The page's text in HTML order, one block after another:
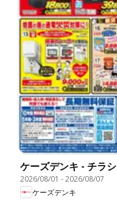
ケーズデンキ - チラシ
2026/08/01 -2026/08/07
ケーズデンキ